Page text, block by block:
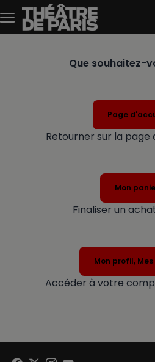
Skip to main content
Que souhaitez-
Page
Retourner sur la page
Mon
Finaliser un
Mon profil,
Accéder à votre